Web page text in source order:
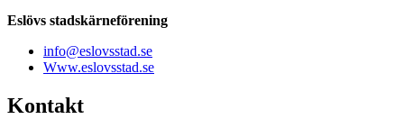
Eslövs stadskärneförening
info@eslovsstad.se
Www.eslovsstad.se
Kontakt